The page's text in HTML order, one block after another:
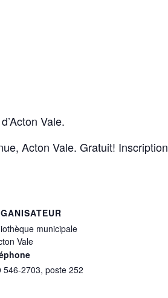
Vale.
Acton Vale. Gratuit! Inscription
municipale
Vale
546-2703, poste 252